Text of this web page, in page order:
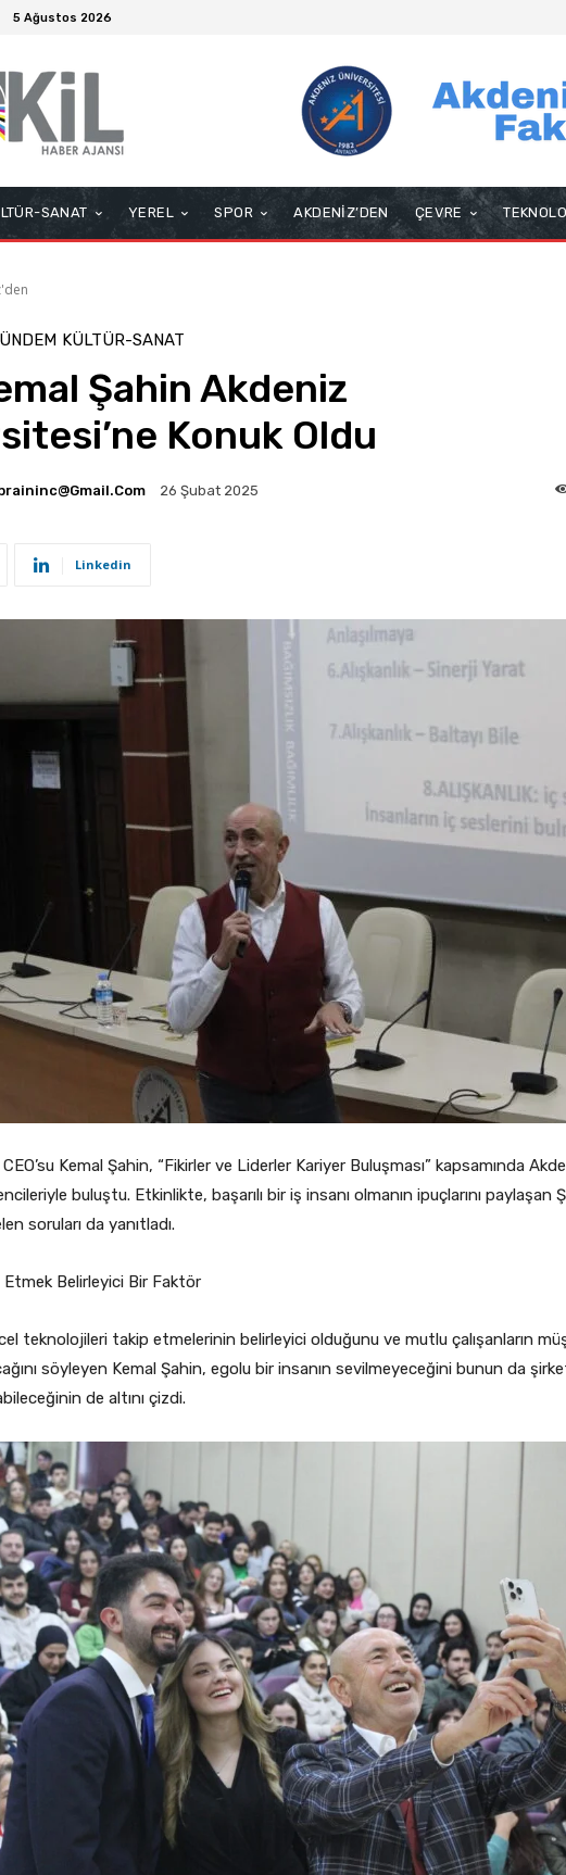
5 Ağustos 2026
SANAT YEREL SPOR AKDENİZ’DEN ÇEVRE
KÜLTÜR-SANAT
Şahin Akdeniz
Konuk Oldu
26 Şubat 2025
Linkedin
Kemal Şahin, “Fikirler ve Liderler Kariyer Buluşması” kapsamında
buluştu. Etkinlikte, başarılı bir iş insanı olmanın ipuçlarını paylaşan
soruları da yanıtladı.
Belirleyici Bir Faktör
teknolojileri takip etmelerinin belirleyici olduğunu ve mutlu çalışanların
söyleyen Kemal Şahin, egolu bir insanın sevilmeyeceğini bunun da
de altını çizdi.